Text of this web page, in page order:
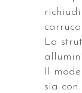
La
Il
sia